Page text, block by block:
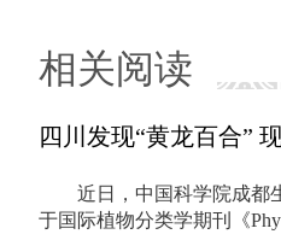
相关阅读
四川发现“黄龙百合”
近日，中国科学院成都
于国际植物分类学期刊《